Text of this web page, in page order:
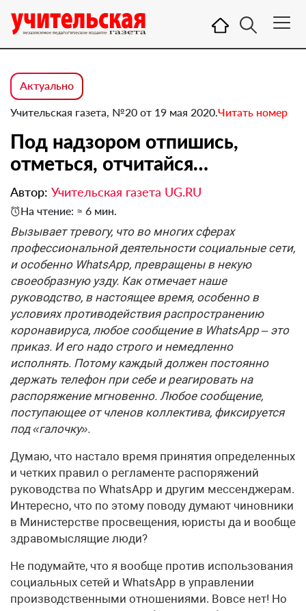
Актуально
Учительская газета, №20 от 19 мая 2020.Читать номер
Под надзором отпишись,
отметься, отчитайся…
Автор: Учительская газета UG.RU
На чтение: ≈ 6 мин.
Вызывает тревогу, что во многих сферах
профессиональной деятельности социальные сети,
и особенно WhatsApp, превращены в некую
своеобразную узду. Как отмечает наше
руководство, в настоящее время, особенно в
условиях противодействия распространению
коронавируса, любое сообщение в WhatsApp – это
приказ. И его надо строго и немедленно
исполнять. Потому каждый должен постоянно
держать телефон при себе и реагировать на
распоряжение мгновенно. Любое сообщение,
поступающее от членов коллектива, фиксируется
под «галочку».
Думаю, что настало время принятия определенных
и четких правил о регламенте распоряжений
руководства по WhatsApp и другим мессенджерам.
Интересно, что по этому поводу думают чиновники
в Министерстве просвещения, юристы да и вообще
здравомыслящие люди?
Не подумайте, что я вообще против использования
социальных сетей и WhatsApp в управлении
производственными отношениями. Вовсе нет! Но